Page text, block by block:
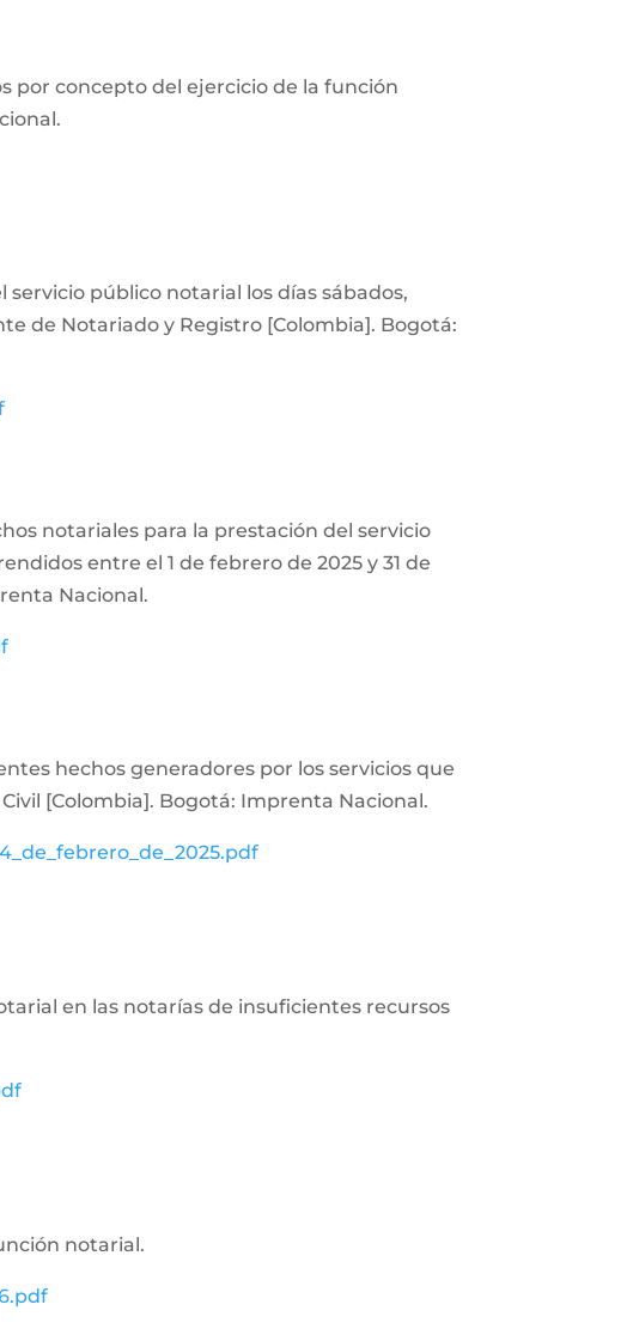
por concepto del ejercicio de la función
servicio público notarial los días sábados,
de Notariado y Registro [Colombia]. Bogotá:
notariales para la prestación del servicio
entre el 1 de febrero de 2025 y 31 de
Nacional.
hechos generadores por los servicios que
[Colombia]. Bogotá: Imprenta Nacional.
en las notarías de insuficientes recursos
notarial.